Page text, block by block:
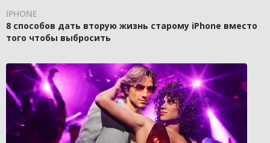
IPHONE
8 способов дать вторую жизнь старому iPhone вместо
того чтобы выбросить